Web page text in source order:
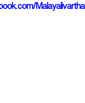
Malayalivartha